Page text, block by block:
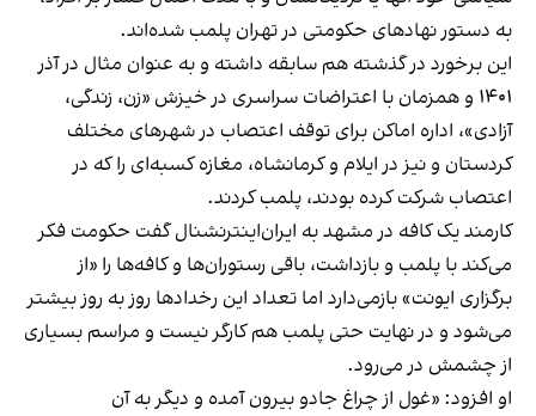
به دستور نهادهای حکومتی در تهران پلمب شده‌اند.
این برخورد در گذشته هم سابقه داشته و به عنوان مثال در آذر
۱۴۰۱ و همزمان با اعتراضات سراسری در خیزش «زن، زندگی،
آزادی»، اداره اماکن برای توقف اعتصاب در شهرهای مختلف
کردستان و نیز در ایلام و کرمانشاه، مغازه کسبه‌ای را که در
اعتصاب شرکت کرده بودند، پلمب کردند.
کارمند یک کافه در مشهد به ایران‌اینترنشنال گفت حکومت فکر
می‌کند با پلمب و بازداشت، باقی رستوران‌ها و کافه‌ها را «از
برگزاری ایونت» بازمی‌دارد اما تعداد این رخدادها روز به روز بیشتر
می‌شود و در نهایت حتی پلمب هم کارگر نیست و مراسم بسیاری
از چشمش در می‌رود.
او افزود: «غول از چراغ جادو بیرون آمده و دیگر به آن